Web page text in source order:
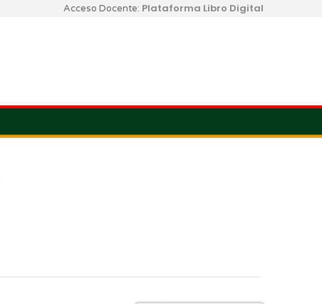
Acceso Docente: Plataforma Libro Digital